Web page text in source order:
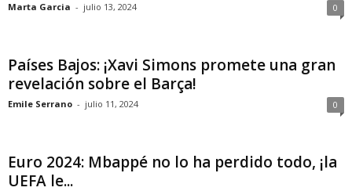
Marta Garcia - julio 13, 2024 0
Países Bajos: ¡Xavi Simons promete una gran
revelación sobre el Barça!
Emile Serrano - julio 11, 2024 0
Euro 2024: Mbappé no lo ha perdido todo, ¡la
UEFA le...